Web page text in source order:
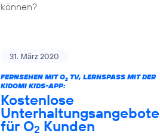
können?
31. März 2020
FERNSEHEN MIT O2TV, LERNSPASS MIT DER K
IDOMI KIDS-APP:
Kostenlose
Unterhaltungsangebote
für O2 Kunden